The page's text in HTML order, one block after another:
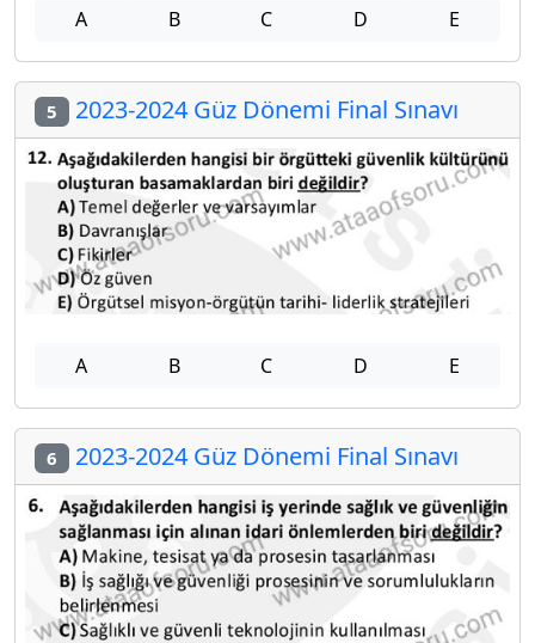
A B C D E
5 2023-2024 Güz Dönemi Final Sınavı
A B C D E
6 2023-2024 Güz Dönemi Final Sınavı